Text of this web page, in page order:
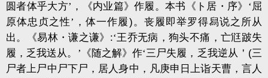
圆者体乎大方’，《内业篇》作履。本书《ト居・序》‘屈
原体忠贞之性’，体一作履)。丧履即举罗得舄说之所从
出。《易林・谦之谦》 :‘王乔无病，狗头不痛，亡尩跛失
履，乏我送从。’《随之解》作‘三尸失履，乏我逆从＇ (三
尸者上尸中尸下尸，居人身中，凡庚申日上诣天曹，言人